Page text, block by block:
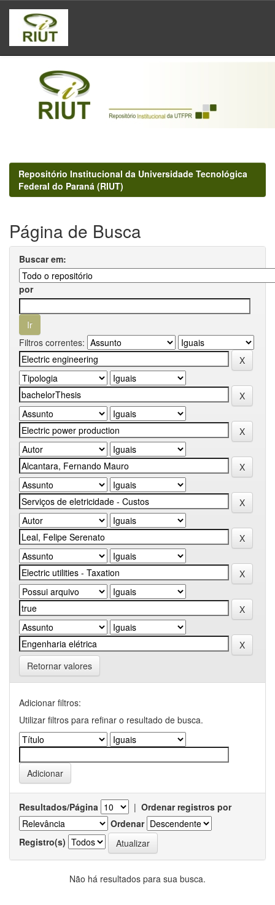
Skip
navigation
Repositório Institucional da Universidade Tecnológica
Federal do Paraná (RIUT)
Página de Busca
Buscar em:
por
Filtros correntes:
Retornar valores
Adicionar filtros:
Utilizar filtros para refinar o resultado de busca.
Resultados/Página | Ordenar registros por
Ordenar
Registro(s)
Não há resultados para sua busca.